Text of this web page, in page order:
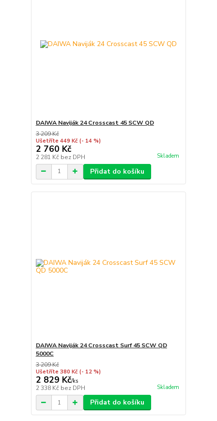
DAIWA Naviják 24 Crosscast 45 SCW QD
3 209 Kč
Ušetříte 449 Kč (- 14 %)
2 760 Kč
2 281 Kč bez DPH Skladem
Přidat do košíku
DAIWA Naviják 24 Crosscast Surf 45 SCW QD
5000C
3 209 Kč
Ušetříte 380 Kč (- 12 %)
2 829 Kč/ks
2 338 Kč bez DPH Skladem
Přidat do košíku